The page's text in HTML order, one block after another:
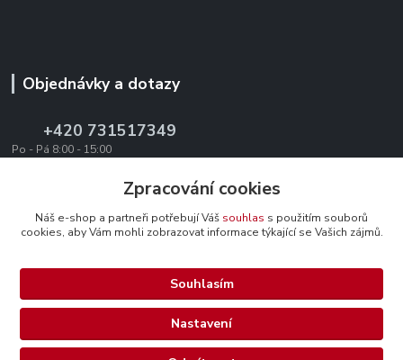
Objednávky a dotazy
+420 731517349
Po - Pá 8:00 - 15:00
office@texevo.cz
Upravit sběr cookies.
Zpracování cookies
Náš e-shop a partneři potřebují Váš souhlas s použitím souborů
cookies, aby Vám mohli zobrazovat informace týkající se Vašich zájmů.
Nastavení
Souhlasím